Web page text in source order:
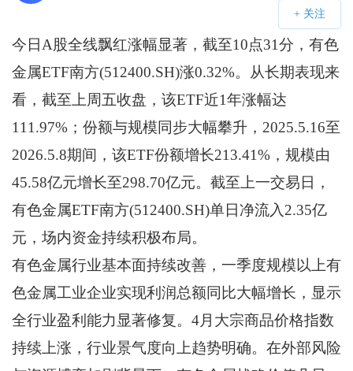
今日A股全线飘红涨幅显著，截至10点31分，有色
金属ETF南方(512400.SH)涨0.32%。从长期表现来
看，截至上周五收盘，该ETF近1年涨幅达
111.97%；份额与规模同步大幅攀升，2025.5.16至
2026.5.8期间，该ETF份额增长213.41%，规模由
45.58亿元增长至298.70亿元。截至上一交易日，
有色金属ETF南方(512400.SH)单日净流入2.35亿
元，场内资金持续积极布局。
有色金属行业基本面持续改善，一季度规模以上有
色金属工业企业实现利润总额同比大幅增长，显示
全行业盈利能力显著修复。4月大宗商品价格指数
持续上涨，行业景气度向上趋势明确。在外部风险